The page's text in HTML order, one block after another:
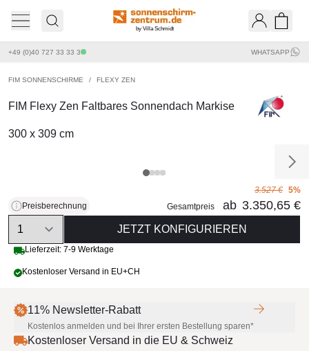
by Villa Schmidt
+49 (0)40 727 33 33 3 WHATSAPP
FIM SONNENSCHIRME / FLEXY ZEN
FIM Flexy Zen Faltbares Sonnendach Markise
300 x 309 cm
Preisberechnung
3.527 € 5%
Gesamtpreis
ab 3.350,65 €
Quantity
JETZT KONFIGURIEREN
Lieferzeit: 7-9 Werktage
Kostenloser Versand in EU+CH
11% Newsletter-Rabatt
Kostenlos anmelden und bei Ihrer ersten Bestellung sparen*
Kostenloser Versand in die EU & Schweiz